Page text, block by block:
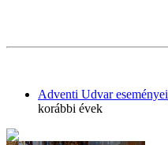
Adventi Udvar eseményei
korábbi évek